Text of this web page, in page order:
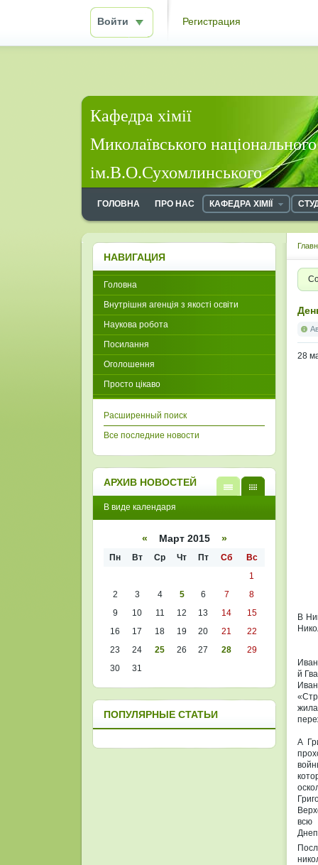
Войти Регистрация
Кафедра хімії
Миколаївського
ім.В.О.Сухомлинського
ГОЛОВНА ПРО НАС КАФЕДРА ХІМІЇ
28
В
й
жила
А
всю
НАВИГАЦИЯ
Головна
Внутрішня агенція з якості освіти
Наукова робота
Посилання
Оголошення
Просто цікаво
Расширенный поиск
Все последние новости
АРХИВ НОВОСТЕЙ
кален
списк
В виде календаря
« Март 2015 »
Пн Вт Ср Чт Пт Сб
Вс
1
2
3 4 5 6 7
8
9
10 11 12 13 14
15
16
17 18 19 20 21
22
23
24 25 26 27 28
29
30
31
ПОПУЛЯРНЫЕ СТАТЬИ